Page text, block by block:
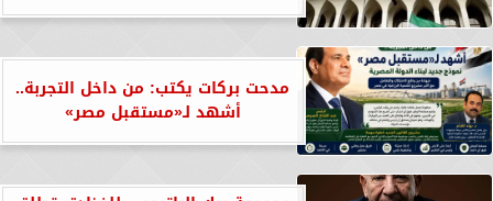
مدحت بركات يكتب: من داخل التجربة..
أشهد لـ«مستقبل مصر»